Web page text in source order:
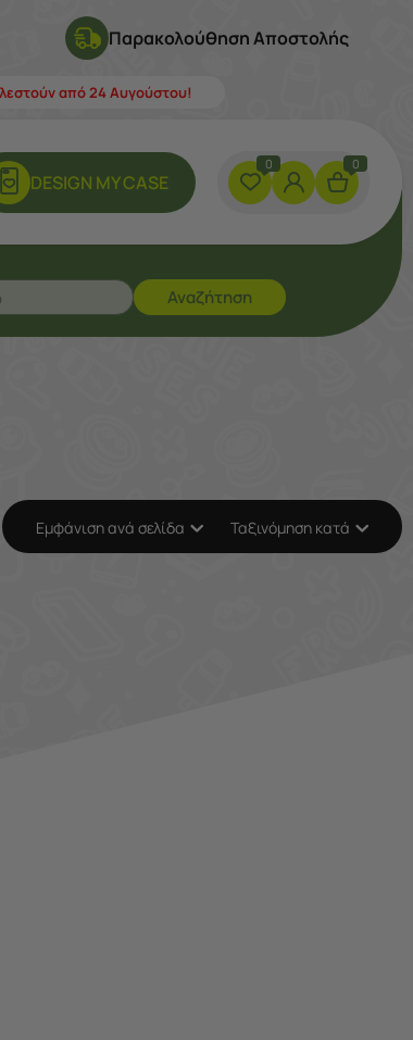
Παρακολούθηση Αποστολής
από 24 Αυγούστου!
DESIGN ΜY CASE
0 0
Αναζήτηση
Εμφάνιση ανά σελίδα Ταξινόμηση κατά